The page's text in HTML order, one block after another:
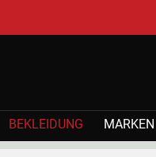
BEKLEIDUNG MARKEN